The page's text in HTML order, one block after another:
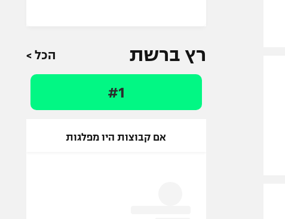
רץ ברשת הכל >
#1
אם קבוצות היו מפלגות